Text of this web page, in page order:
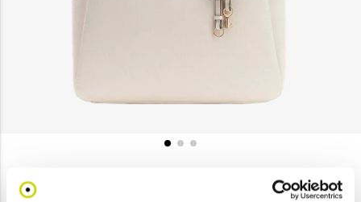
Anise totebag